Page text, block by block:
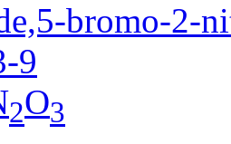
bromo-2-
9
2O3